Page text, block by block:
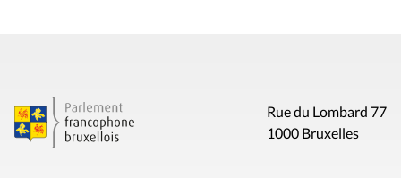
Rue du Lombard 77
1000 Bruxelles